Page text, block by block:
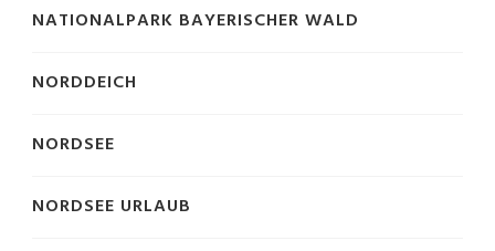
NATIONALPARK BAYERISCHER WALD
NORDDEICH
NORDSEE
NORDSEE URLAUB